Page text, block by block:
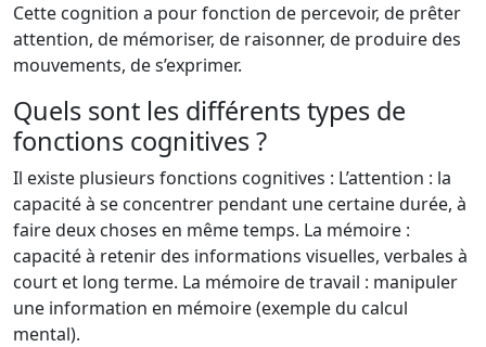
Cette cognition a pour fonction de percevoir, de prêter
attention, de mémoriser, de raisonner, de produire des
mouvements, de s’exprimer.
Quels sont les différents types de
fonctions cognitives ?
Il existe plusieurs fonctions cognitives : L’attention : la
capacité à se concentrer pendant une certaine durée, à
faire deux choses en même temps. La mémoire :
capacité à retenir des informations visuelles, verbales à
court et long terme. La mémoire de travail : manipuler
une information en mémoire (exemple du calcul
mental).